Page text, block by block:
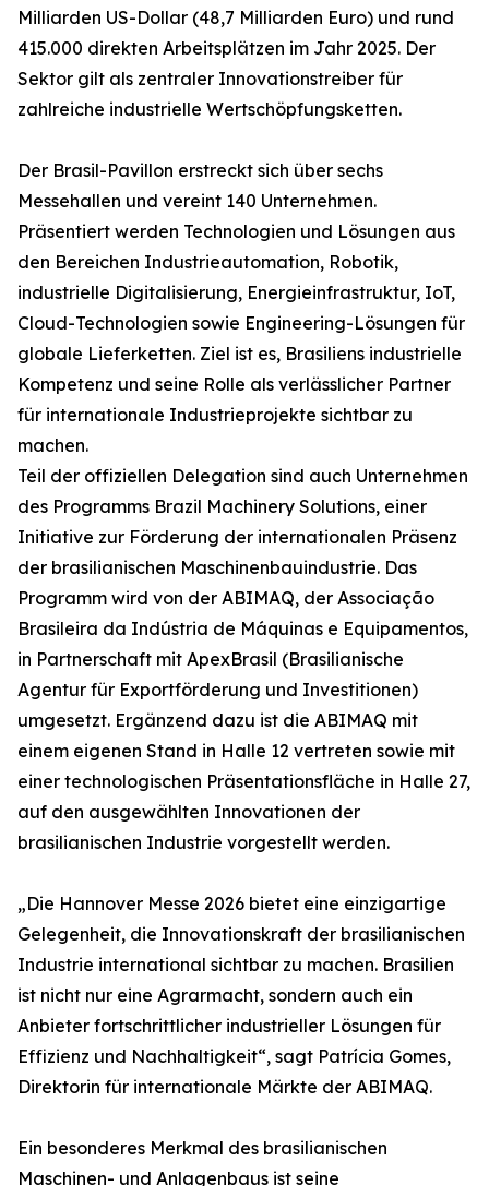
Milliarden US-Dollar (48,7 Milliarden Euro) und rund
415.000 direkten Arbeitsplätzen im Jahr 2025. Der
Sektor gilt als zentraler Innovationstreiber für
zahlreiche industrielle Wertschöpfungsketten.
Der Brasil-Pavillon erstreckt sich über sechs
Messehallen und vereint 140 Unternehmen.
Präsentiert werden Technologien und Lösungen aus
den Bereichen Industrieautomation, Robotik,
industrielle Digitalisierung, Energieinfrastruktur, IoT,
Cloud-Technologien sowie Engineering-Lösungen für
globale Lieferketten. Ziel ist es, Brasiliens industrielle
Kompetenz und seine Rolle als verlässlicher Partner
für internationale Industrieprojekte sichtbar zu
machen.
Teil der offiziellen Delegation sind auch Unternehmen
des Programms Brazil Machinery Solutions, einer
Initiative zur Förderung der internationalen Präsenz
der brasilianischen Maschinenbauindustrie. Das
Programm wird von der ABIMAQ, der Associação
Brasileira da Indústria de Máquinas e Equipamentos,
in Partnerschaft mit ApexBrasil (Brasilianische
Agentur für Exportförderung und Investitionen)
umgesetzt. Ergänzend dazu ist die ABIMAQ mit
einem eigenen Stand in Halle 12 vertreten sowie mit
einer technologischen Präsentationsfläche in Halle 27,
auf den ausgewählten Innovationen der
brasilianischen Industrie vorgestellt werden.
„Die Hannover Messe 2026 bietet eine einzigartige
Gelegenheit, die Innovationskraft der brasilianischen
Industrie international sichtbar zu machen. Brasilien
ist nicht nur eine Agrarmacht, sondern auch ein
Anbieter fortschrittlicher industrieller Lösungen für
Effizienz und Nachhaltigkeit“, sagt Patrícia Gomes,
Direktorin für internationale Märkte der ABIMAQ.
Ein besonderes Merkmal des brasilianischen
Maschinen- und Anlagenbaus ist seine